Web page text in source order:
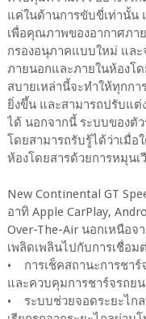
แค่ในด้านการขับขี่เท่านั้น
เพื่อคุณภาพของอากาศภา
กรองอนุภาคแบบใหม่ แล
ภายนอกและภายในห้องโ
สบายเหล่านี้จะทำให้ทุกก
ยิ่งขึ้น และสามารถปรับแ
ได้ นอกจากนี้ ระบบของตั
โดยสามารถรับรู้ได้ว่าเมื่
ห้องโดยสารด้วยการหมุนเ
New Continental GT
อาทิ Apple CarPlay,
Over-The-Air นอกเหนือ
เพลิดเพลินไปกับการเชื่อม
• การเช็คสถานะการชาร์
และควบคุมการชาร์จรถย
• ระบบช่วยจอดระยะไก